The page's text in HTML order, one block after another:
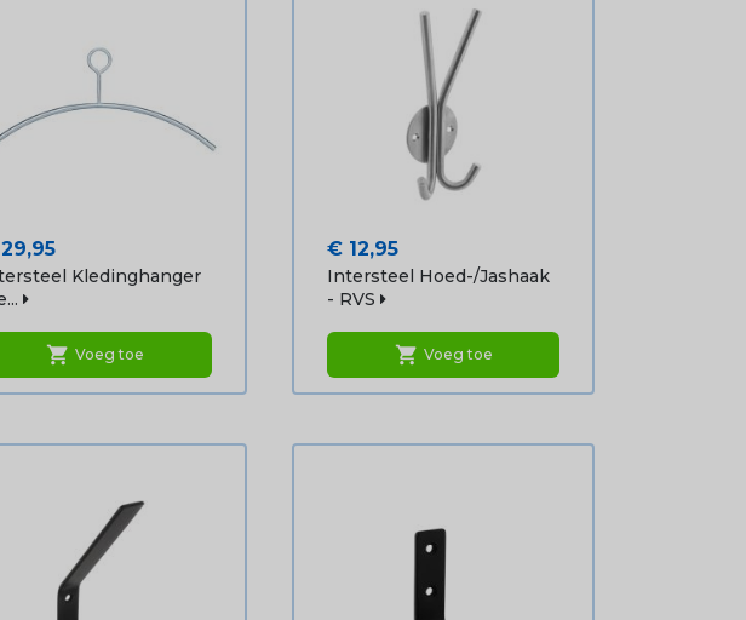
Kledinghanger
shopping_cart Voeg toe
Prijs
€ 12,95
Intersteel Hoed-/jashaak
- RVS
shopping_cart Voeg toe